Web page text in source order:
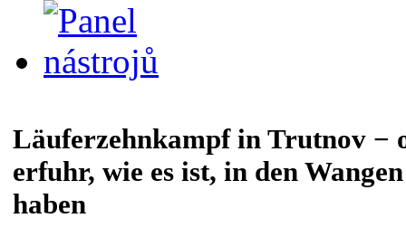
Läuferzehnkampf in Trutnov −
erfuhr, wie es ist, in den
haben